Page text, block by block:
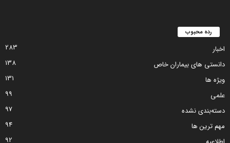
رده محبوب
اخبار
283
دانستی های بیماران خاص
138
ویژه ها
131
علمی
99
دسته‌بندی نشده
97
مهم ترین ها
94
92